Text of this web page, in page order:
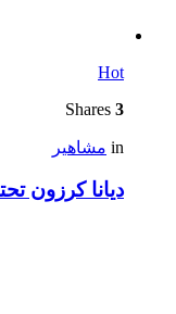
Hot
3
in مشاهير
ديانا كرزون